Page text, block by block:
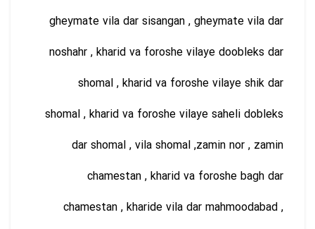
gheymate vila dar sisangan , gheymate vila dar
noshahr , kharid va foroshe vilaye doobleks dar
shomal , kharid va foroshe vilaye shik dar
shomal , kharid va foroshe vilaye saheli dobleks
dar shomal , vila shomal ,zamin nor , zamin
chamestan , kharid va foroshe bagh dar
chamestan , kharide vila dar mahmoodabad ,